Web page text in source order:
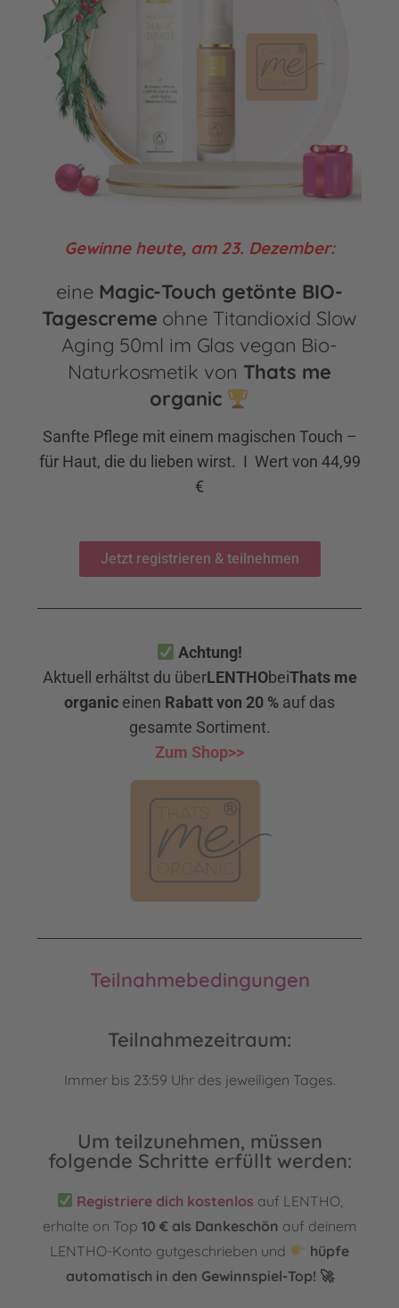
Gewinne heute, am 23. Dezember:
eine Magic-Touch getönte BIO-
Tagescreme ohne Titandioxid Slow
Aging 50ml im Glas vegan Bio-
Naturkosmetik von Thats me
organic
Sanfte Pflege mit einem magischen Touch –
für Haut, die du lieben wirst. I Wert von 44,99
€
Jetzt registrieren & teilnehmen
Achtung!
Aktuell erhältst du überLENTHObeiThats me
organic einen Rabatt von 20 % auf das
gesamte Sortiment.
Zum Shop>>
Teilnahmebedingungen
Teilnahmezeitraum:
Immer bis 23:59 Uhr des jeweiligen Tages.
Um teilzunehmen, müssen
folgende Schritte erfüllt werden:
Registriere dich kostenlos auf LENTHO,
erhalte on Top 10 € als Dankeschön auf deinem
LENTHO-Konto gutgeschrieben und
hüpfe
automatisch in den Gewinnspiel-Top! 🚀